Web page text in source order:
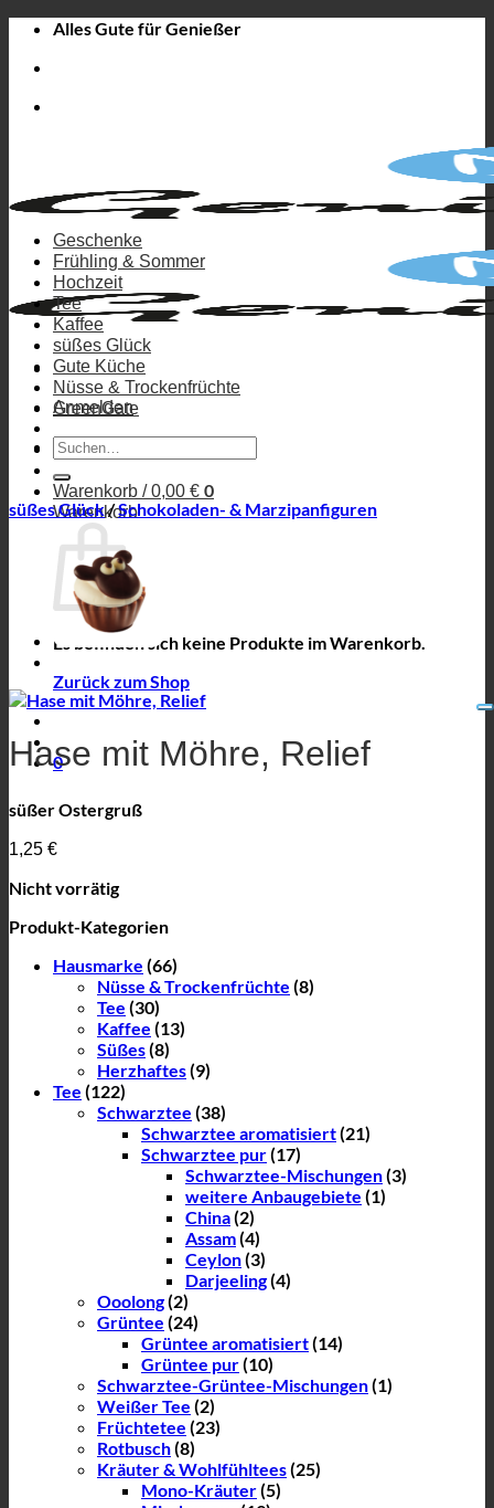
Zum
springen
Alles Gute für Genießer
Anmelden
Warenkorb /0,00 € 0
Warenkorb
Es befinden sich keine Produkte im Warenkorb.
Zurück zum Shop
0
Geschenke
Frühling & Sommer
Hochzeit
Tee
Kaffee
süßes Glück
Gute Küche
Nüsse & Trockenfrüchte
GreenGate
Suchen
nach:
süßes Glück/Schokoladen- & Marzipanfiguren
Hase mit Möhre, Relief
süßer Ostergruß
1,25 €
Nicht vorrätig
Produkt-Kategorien
Hausmarke (66)
Nüsse & Trockenfrüchte (8)
Tee (30)
Kaffee (13)
Süßes(8)
Herzhaftes(9)
Tee (122)
Schwarztee (38)
Schwarztee aromatisiert(21)
Schwarztee pur(17)
Schwarztee-Mischungen(3)
weitere Anbaugebiete (1)
China(2)
Assam(4)
Ceylon(3)
Darjeeling(4)
Ooolong(2)
Grüntee (24)
Grüntee aromatisiert(14)
Grüntee pur(10)
Schwarztee-Grüntee-Mischungen(1)
Weißer Tee (2)
Früchtetee (23)
Rotbusch(8)
Kräuter & Wohlfühltees(25)
Mono-Kräuter(5)